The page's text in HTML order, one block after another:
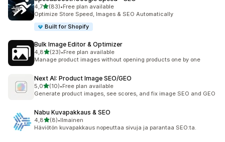
4,7/ 5 tähteä
(83)
83 arvostelua yhteensä
•Free plan available
Optimize Store Speed, Images & SEO Automatically
Built for Shopify
Bulk Image Editor & Optimizer
4,8/ 5 tähteä
(23)
23 arvostelua yhteensä
•Free plan available
Manage product images without opening products one by one
Next AI: Product Image SEO/GEO
5,0/ 5 tähteä
(10)
10 arvostelua yhteensä
•Free plan available
Generate product images, see scores, and fix image SEO and GEO
Nabu Kuvapakkaus & SEO
4,8/ 5 tähteä
(8)
8 arvostelua yhteensä
•Ilmainen
Häviötön kuvapakkaus nopeuttaa sivuja ja parantaa SEO:ta.